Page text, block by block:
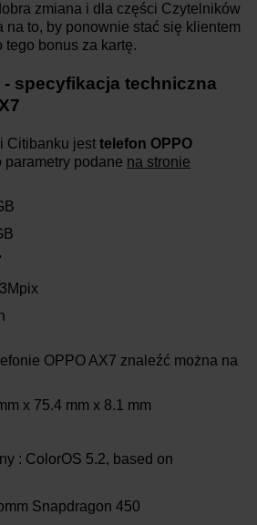
zmiana i dla części Czytelników
na to, by ponownie stać się klientem
bonus za kartę.
- specyfikacja techniczna
Citibanku jest telefon OPPO
parametry podane na stronie
OPPO AX7 znaleźć można na
x 75.4 mm x 8.1 mm
: ColorOS 5.2, based on
Snapdragon 450